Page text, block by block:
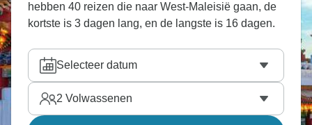
hebben 40 reizen die naar West-Maleisië gaan, de
kortste is 3 dagen lang, en de langste is 16 dagen.
Selecteer datum
2 Volwassenen